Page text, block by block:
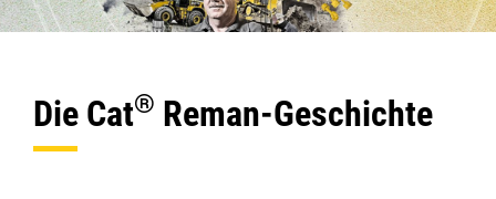
Die Cat® Reman-Geschichte